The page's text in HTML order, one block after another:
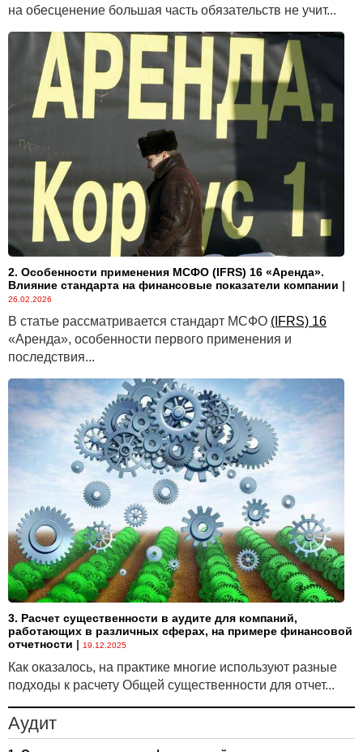
на обесценение большая часть обязательств не учит...
2. Особенности применения МСФО (IFRS) 16 «Аренда».
Влияние стандарта на финансовые показатели компании |
26.02.2026
В статье рассматривается стандарт МСФО (IFRS) 16
«Аренда», особенности первого применения и
последствия...
3. Расчет существенности в аудите для компаний,
работающих в различных сферах, на примере финансовой
отчетности | 19.12.2025
Как оказалось, на практике многие используют разные
подходы к расчету Общей существенности для отчет...
Аудит